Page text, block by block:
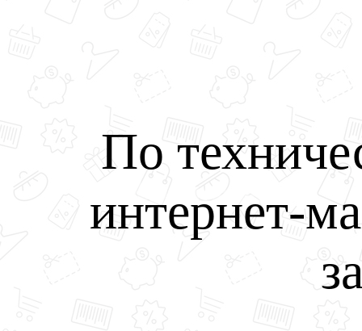
По
интернет-